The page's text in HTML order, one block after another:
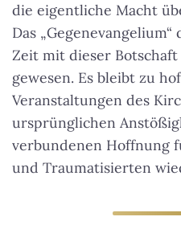
die eigentliche Macht
Das
Zeit mit dieser
gewesen. Es bleibt zu
Veranstaltungen des
ursprünglichen
verbundenen Hoffnung
und Traumatisierten